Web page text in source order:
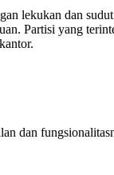
lekukan dan
Partisi yang
dan